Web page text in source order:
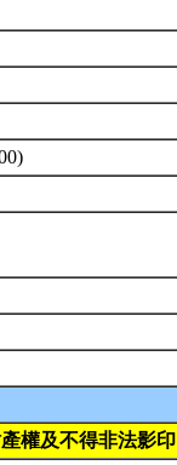
權及不得非法影印